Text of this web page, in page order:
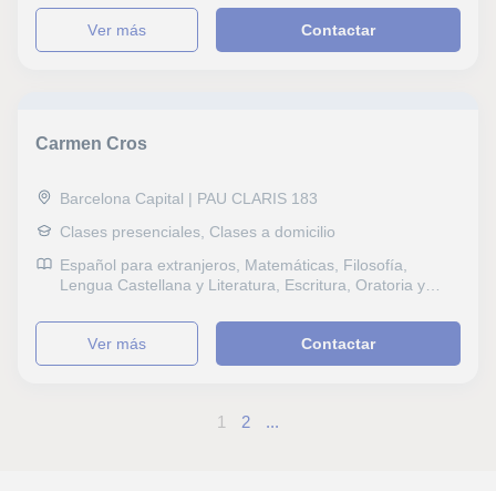
literatura, Lengua gallega y literatura, Selectividad, Otros
examenes, Pruebas de acceso, Graduado en ESO (para
adultos), Repaso General, ESO, Bachillerato, Todos los
aprendizaje, TDAH Trastorno por déficit de atención,
Administración de empresas, Fiscalidad, Nóminas y
contratos, Matemáticas y Dirección financiera
ver más Contactar
Carmen Cros
Barcelona Capital | PAU CLARIS 183
Clases presenciales, Clases a domicilio
Español para extranjeros, Matemáticas, Filosofía,
Lengua Castellana y Literatura, Escritura, Oratoria y
Canto, Repaso General, ESO, Bachillerato, Primaria,
Universidad, Ciclos Formativos, Técnicas de estudio,
Problemas de aprendizaje, Atención a personas
ver más Contactar
1 2 ...